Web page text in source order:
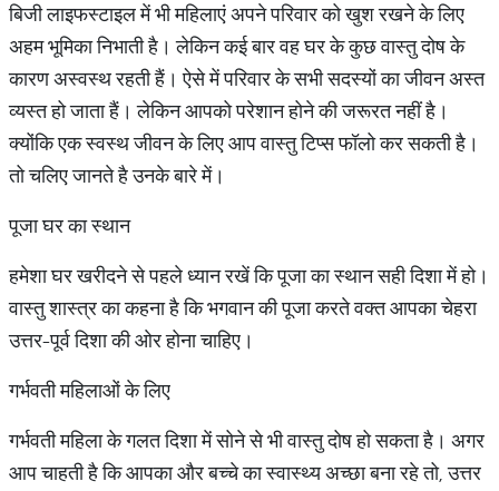
बिजी लाइफस्टाइल में भी महिलाएं अपने परिवार को खुश रखने के लिए
अहम भूमिका निभाती है। लेकिन कई बार वह घर के कुछ वास्तु दोष के
कारण अस्वस्थ रहती हैं। ऐसे में परिवार के सभी सदस्यों का जीवन अस्त
व्यस्त हो जाता हैं। लेकिन आपको परेशान होने की जरूरत नहीं है।
क्योंकि एक स्वस्थ जीवन के लिए आप वास्तु टिप्स फॉलो कर सकती है।
तो चलिए जानते है उनके बारे में।
पूजा घर का स्थान
हमेशा घर खरीदने से पहले ध्यान रखें कि पूजा का स्थान सही दिशा में हो।
वास्तु शास्त्र का कहना है कि भगवान की पूजा करते वक्त आपका चेहरा
उत्तर-पूर्व दिशा की ओर होना चाहिए।
गर्भवती महिलाओं के लिए
गर्भवती महिला के गलत दिशा में सोने से भी वास्तु दोष हो सकता है। अगर
आप चाहती है कि आपका और बच्चे का स्वास्थ्य अच्छा बना रहे तो, उत्तर